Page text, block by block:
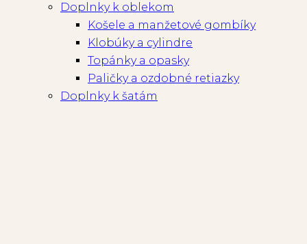
Doplnky k oblekom
Košele a manžetové gombíky
Klobúky a cylindre
Topánky a opasky
Paličky a ozdobné retiazky
Doplnky k šatám